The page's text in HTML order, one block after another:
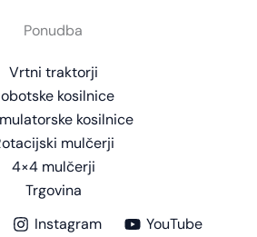
Ponudba
Vrtni traktorji
kosilnice
kosilnice
mulčerji
4×4 mulčerji
Trgovina
Instagram YouTube